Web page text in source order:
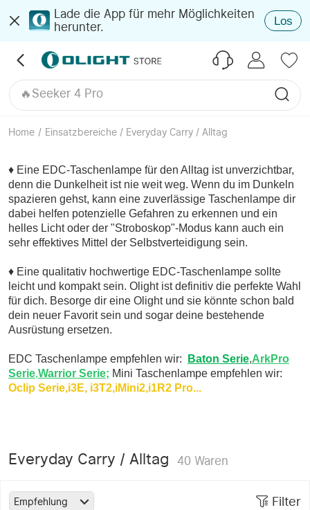
Lade die App für mehr Möglichkeiten
herunter.
Los
🔥Kosmisches Lila
🔥Baton 4 Ultra
🔥Marauder Mini 2
Oclip Pro S
🔥Seeker 4 Pro
🔥Olantern Classic 2 Pro
Perun 3
Home / Einsatzbereiche / Everyday Carry / Alltag
♦ Eine EDC-Taschenlampe für den Alltag ist unverzichtbar,
denn die Dunkelheit ist nie weit weg. Wenn du im Dunkeln
spazieren gehst, kann eine zuverlässige Taschenlampe dir
dabei helfen potenzielle Gefahren zu erkennen und ein
helles Licht oder der "Stroboskop"-Modus kann auch ein
sehr effektives Mittel der Selbstverteidigung sein.
♦ Eine qualitativ hochwertige EDC-Taschenlampe sollte
leicht und kompakt sein. Olight ist definitiv die perfekte Wahl
für dich. Besorge dir eine Olight und sie könnte schon bald
dein neuer Favorit sein und sogar deine bestehende
Ausrüstung ersetzen.
EDC Taschenlampe empfehlen wir: Baton Serie,ArkPro
Serie,Warrior Serie; Mini Taschenlampe empfehlen wir:
Oclip Serie,i3E, i3T2,iMini2,i1R2 Pro...
Everyday Carry / Alltag 40 Waren
Empfehlung Filter